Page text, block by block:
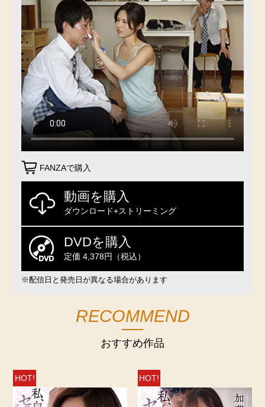
FANZAで購入
動画を購入
ダウンロード+ストリーミング
DVDを購入
定価 4,378円（税込）
※配信日と発売日が異なる場合があります
RECOMMEND
おすすめ作品
HOT! HOT!